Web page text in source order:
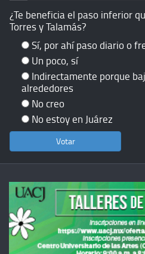
¿Te beneficia el paso inferior
Torres y Talamás?
Sí, por ahí paso diario o
Un poco, sí
Indirectamente porque
alrededores
No creo
No estoy en Juárez